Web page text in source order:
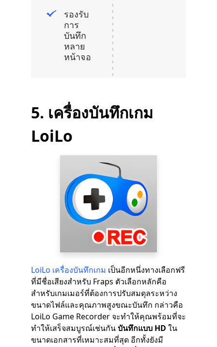
รองรับ
การ
บันทึก
หลาย
หน้าจอ
5. เครื่องบันทึกเกม
LoiLo
LoiLo เครื่องบันทึกเกม เป็นอีกหนึ่งทางเลือกฟรี
ที่มีชื่อเสียงสำหรับ Fraps ตัวเลือกหลักคือ
สำหรับเกมเมอร์ที่ต้องการปรับสมดุลระหว่าง
ขนาดไฟล์และคุณภาพสูงขณะบันทึก กล่าวคือ
LoiLo Game Recorder จะทำให้คุณพร้อมที่จะ
ทำให้เสร็จสมบูรณ์เช่นกันบันทึกแบบ HD ใน
ขนาดเอกสารที่เหมาะสมที่สุด อีกทั้งยังมี